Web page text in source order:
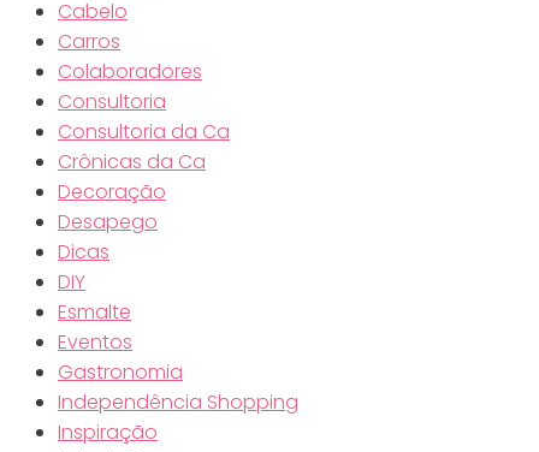
Cabelo
Carros
Colaboradores
Consultoria
Consultoria da Ca
Crônicas da Ca
Decoração
Desapego
Dicas
DIY
Esmalte
Eventos
Gastronomia
Independência Shopping
Inspiração